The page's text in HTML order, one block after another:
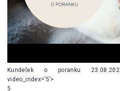
Kundelek o poranku
video_index=’5’>
5